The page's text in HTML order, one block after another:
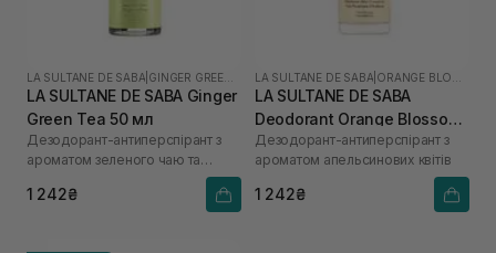
LA SULTANE DE SABA
LA SULTANE DE SABA Ginger
Green Tea 50 мл
Дезодорант-антиперспірант з
ароматом зеленого чаю та
1 242₴
LA SULTANE DE SABA
LA SULTANE DE SABA
Deodorant Orange Blossom
50 мл
Дезодорант-антиперспірант з
ароматом апельсинових квітів
1 242₴